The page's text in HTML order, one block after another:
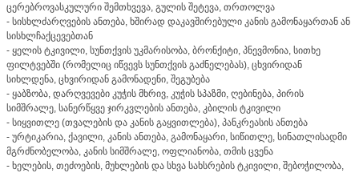
ცერებროვასკულური შემთხვევა, გულის შეტევა, თრთოლვა
- სისხლძარღვების ანთება, ხშირად დაკავშირებული კანის გამონაყართან ან
სისხლჩაქცევებთან
- ყელის ტკივილი, სუნთქვის უკმარისობა, ბრონქიტი, პნევმონია, სითხე
ფილტვებში (რომელიც იწვევს სუნთქვის გაძნელებას), ცხვირიდან
სიხლდენა, ცხვირიდან გამონადენი, შეგუბება
- ყაბზობა, დარღვევები კუჭის მხრივ, კუჭის სპაზმი, ღებინება, პირის
სიმშრალე, სანერწყვე ჯირკვლების ანთება, კბილის ტკივილი
- სიყვითლე (თვალების და კანის გაყვითლება), პანკრეასის ანთება
- ურტიკარია, ქავილი, კანის ანთება, გამონაყარი, სიწითლე, სინათლისადმი
მგრძნობელობა, კანის სიმშრალე, ოფლიანობა, თმის ცვენა
- ხელების, თეძოების, მუხლების და სხვა სახსრების ტკივილი, შებოჭილობა,